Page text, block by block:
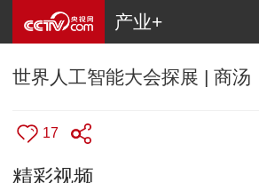
产业+
世界人工智能大会探展 | 商汤
17
精彩视频